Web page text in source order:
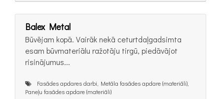
Balex Metal
Būvējam kopā. Vairāk nekā ceturtdaļgadsimta
esam būvmateriālu ražotāju tirgū, piedāvājot
risinājumus...
Fasādes apdares darbi, Metāla fasādes apdare (materiāli),
Paneļu fasādes apdare (materiāli)